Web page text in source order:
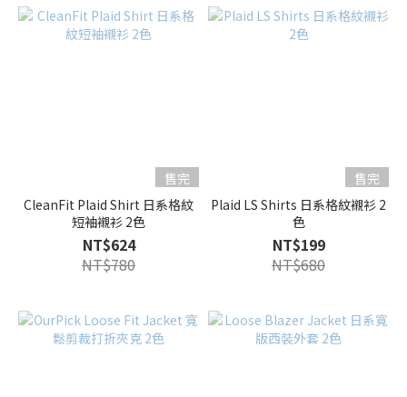
售完
CleanFit Plaid Shirt 日系格紋
短袖襯衫 2色
NT$624
NT$780
售完
Plaid LS Shirts 日系格紋襯衫 2
色
NT$199
NT$680